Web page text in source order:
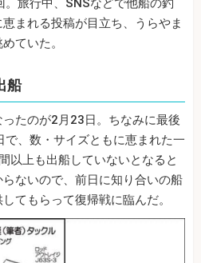
旅行中、SNSなどで他船の釣
まれる投稿が目立ち、うらやま
ていた。
船
たのが2月23日。ちなみに最後
、数・サイズともに恵まれた一
以上も出船していないとなると
ないので、前日に知り合いの船
てもらって復帰戦に臨んだ。